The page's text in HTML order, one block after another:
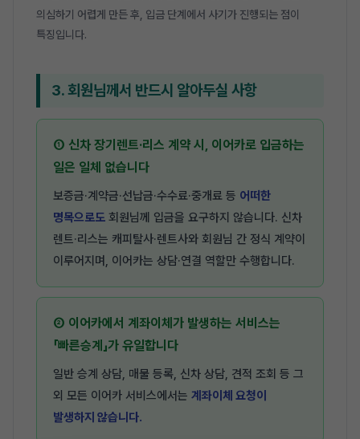
의심하기 어렵게 만든 후, 입금 단계에서 사기가 진행되는 점이
특징입니다.
3. 회원님께서 반드시 알아두실 사항
① 신차 장기렌트·리스 계약 시, 이어카로 입금하는
일은 일체 없습니다
보증금·계약금·선납금·수수료·중개료 등 어떠한
명목으로도 회원님께 입금을 요구하지 않습니다. 신차
렌트·리스는 캐피탈사·렌트사와 회원님 간 정식 계약이
이루어지며, 이어카는 상담·연결 역할만 수행합니다.
② 이어카에서 계좌이체가 발생하는 서비스는
「빠른승계」가 유일합니다
일반 승계 상담, 매물 등록, 신차 상담, 견적 조회 등 그
외 모든 이어카 서비스에서는 계좌이체 요청이
발생하지 않습니다.